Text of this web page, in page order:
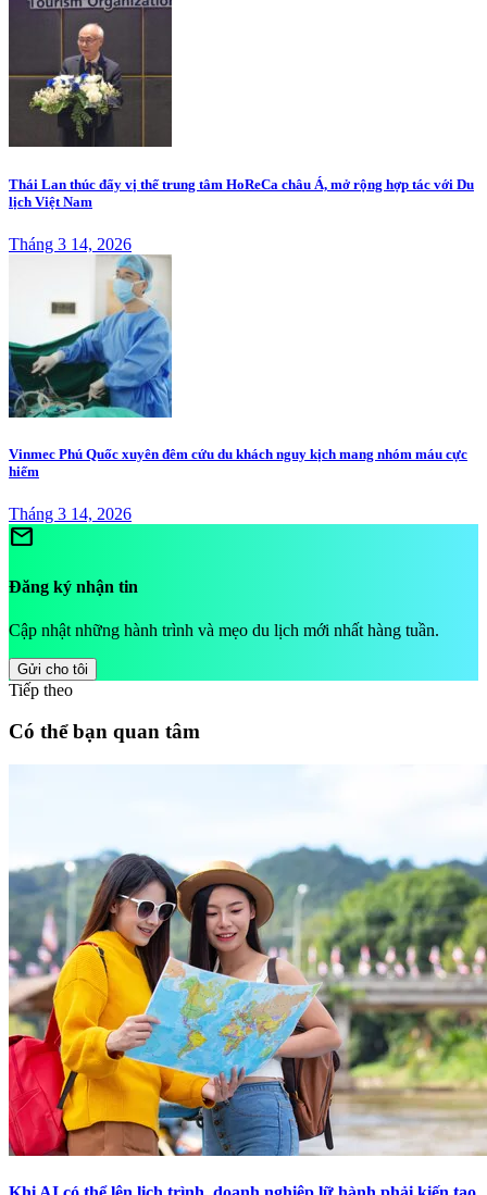
Thái Lan thúc đẩy vị thế trung tâm HoReCa châu Á, mở rộng hợp tác với Du
lịch Việt Nam
Tháng 3 14, 2026
Vinmec Phú Quốc xuyên đêm cứu du khách nguy kịch mang nhóm máu cực
hiếm
Tháng 3 14, 2026
mail
Đăng ký nhận tin
Cập nhật những hành trình và mẹo du lịch mới nhất hàng tuần.
Gửi cho tôi
Tiếp theo
Có thể bạn quan tâm